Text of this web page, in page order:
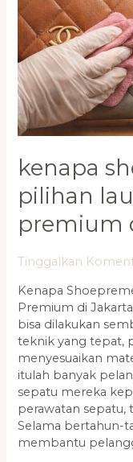
kenapa
pilihan
premium
Tinggalkan
Kenapa
Premium di
bisa dilakukan
teknik yang tepat,
menyesuaikan
itulah banyak
sepatu mereka
perawatan sepatu,
Selama bertahun-
membantu
Sepatu
Premium
di
Jakarta